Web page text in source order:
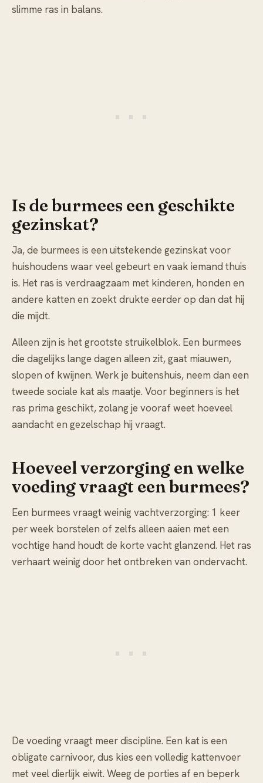
slimme ras in balans.
Is de burmees een geschikte
gezinskat?
Ja, de burmees is een uitstekende gezinskat voor
huishoudens waar veel gebeurt en vaak iemand thuis
is. Het ras is verdraagzaam met kinderen, honden en
andere katten en zoekt drukte eerder op dan dat hij
die mijdt.
Alleen zijn is het grootste struikelblok. Een burmees
die dagelijks lange dagen alleen zit, gaat miauwen,
slopen of kwijnen. Werk je buitenshuis, neem dan een
tweede sociale kat als maatje. Voor beginners is het
ras prima geschikt, zolang je vooraf weet hoeveel
aandacht en gezelschap hij vraagt.
Hoeveel verzorging en welke
voeding vraagt een burmees?
Een burmees vraagt weinig vachtverzorging: 1 keer
per week borstelen of zelfs alleen aaien met een
vochtige hand houdt de korte vacht glanzend. Het ras
verhaart weinig door het ontbreken van ondervacht.
De voeding vraagt meer discipline. Een kat is een
obligate carnivoor, dus kies een volledig kattenvoer
met veel dierlijk eiwit. Weeg de porties af en beperk